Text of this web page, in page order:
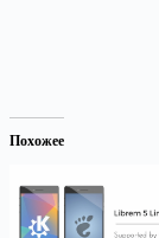
Похожее